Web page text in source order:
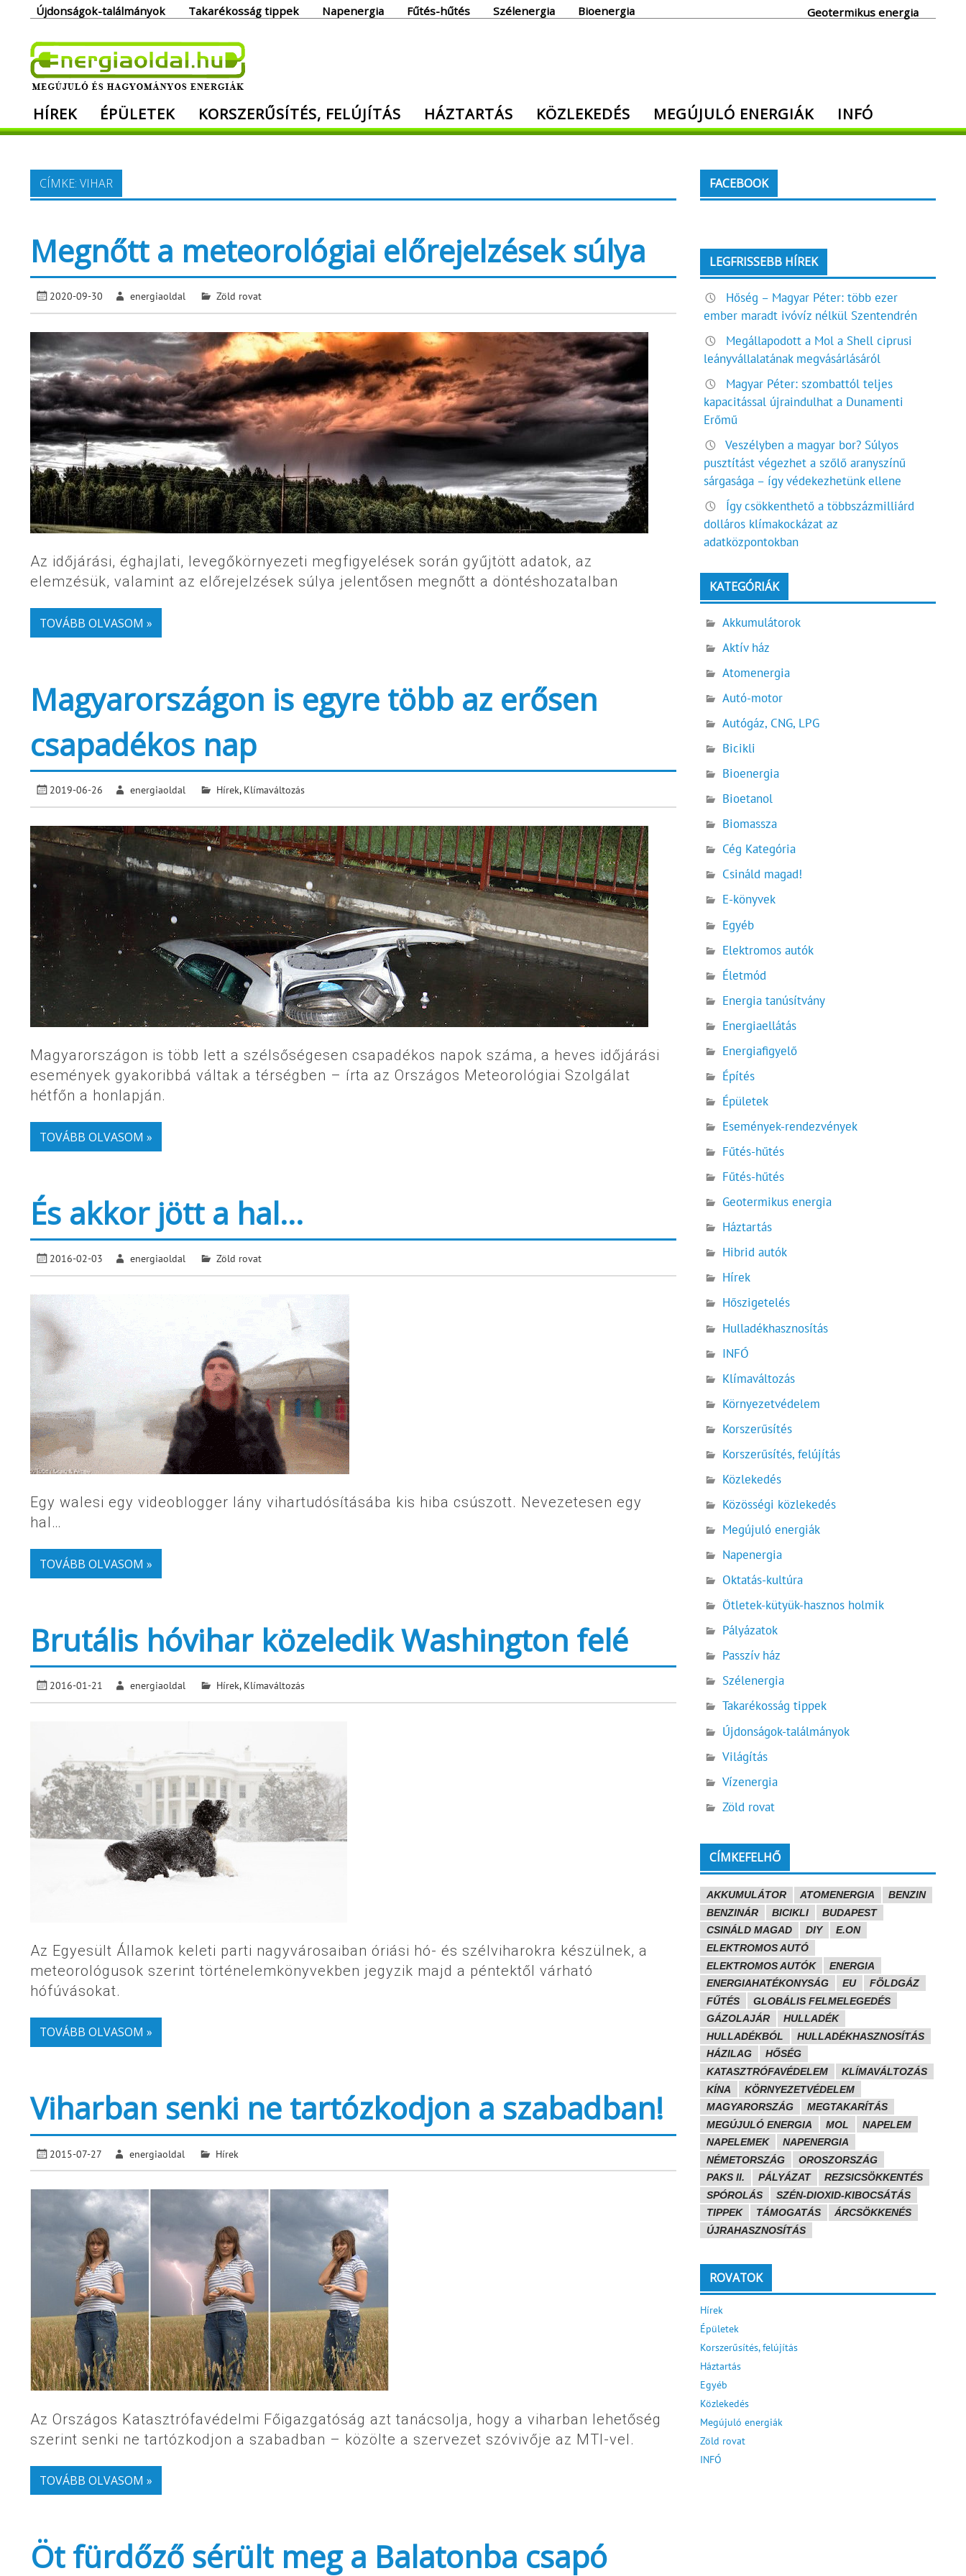
Újdonságok-találmányok Takarékosság tippek Napenergia Fűtés-hűtés Szélenergia Bioenergia Geotermikus energia
Megújuló és hagyományos energiák. Minden, ami energia!
HÍREK ÉPÜLETEK KORSZERŰSÍTÉS, FELÚJÍTÁS HÁZTARTÁS KÖZLEKEDÉS MEGÚJULÓ ENERGIÁK INFÓ
CÍMKE: VIHAR
Megnőtt a meteorológiai előrejelzések súlya
2020-09-30 energiaoldal Zöld rovat
Az időjárási, éghajlati, levegőkörnyezeti megfigyelések során gyűjtött adatok, az
elemzésük, valamint az előrejelzések súlya jelentősen megnőtt a döntéshozatalban
TOVÁBB OLVASOM »
Magyarországon is egyre több az erősen
csapadékos nap
2019-06-26 energiaoldal Hírek, Klímaváltozás
Magyarországon is több lett a szélsőségesen csapadékos napok száma, a heves időjárási
események gyakoribbá váltak a térségben – írta az Országos Meteorológiai Szolgálat
hétfőn a honlapján.
TOVÁBB OLVASOM »
És akkor jött a hal…
2016-02-03 energiaoldal Zöld rovat
Egy walesi egy videoblogger lány vihartudósításába kis hiba csúszott. Nevezetesen egy
hal…
TOVÁBB OLVASOM »
Brutális hóvihar közeledik Washington felé
2016-01-21 energiaoldal Hírek, Klímaváltozás
Az Egyesült Államok keleti parti nagyvárosaiban óriási hó- és szélviharokra készülnek, a
meteorológusok szerint történelemkönyvekben jegyzik majd a péntektől várható
hófúvásokat.
TOVÁBB OLVASOM »
Viharban senki ne tartózkodjon a szabadban!
2015-07-27 energiaoldal Hírek
Az Országos Katasztrófavédelmi Főigazgatóság azt tanácsolja, hogy a viharban lehetőség
szerint senki ne tartózkodjon a szabadban – közölte a szervezet szóvivője az MTI-vel.
TOVÁBB OLVASOM »
Öt fürdőző sérült meg a Balatonba csapó
FACEBOOK
LEGFRISSEBB HÍREK
Hőség – Magyar Péter: több ezer
ember maradt ivóvíz nélkül Szentendrén
Megállapodott a Mol a Shell ciprusi
leányvállalatának megvásárlásáról
Magyar Péter: szombattól teljes
kapacitással újraindulhat a Dunamenti
Erőmű
Veszélyben a magyar bor? Súlyos
pusztítást végezhet a szőlő aranyszínű
sárgasága – így védekezhetünk ellene
Így csökkenthető a többszázmilliárd
dolláros klímakockázat az
adatközpontokban
KATEGÓRIÁK
Akkumulátorok
Aktív ház
Atomenergia
Autó-motor
Autógáz, CNG, LPG
Bicikli
Bioenergia
Bioetanol
Biomassza
Cég Kategória
Csináld magad!
E-könyvek
Egyéb
Elektromos autók
Életmód
Energia tanúsítvány
Energiaellátás
Energiafigyelő
Építés
Épületek
Események-rendezvények
Fűtés-hűtés
Fűtés-hűtés
Geotermikus energia
Háztartás
Hibrid autók
Hírek
Hőszigetelés
Hulladékhasznosítás
INFÓ
Klímaváltozás
Környezetvédelem
Korszerűsítés
Korszerűsítés, felújítás
Közlekedés
Közösségi közlekedés
Megújuló energiák
Napenergia
Oktatás-kultúra
Ötletek-kütyük-hasznos holmik
Pályázatok
Passzív ház
Szélenergia
Takarékosság tippek
Újdonságok-találmányok
Világítás
Vízenergia
Zöld rovat
CÍMKEFELHŐ
AKKUMULÁTOR ATOMENERGIA
BENZIN
BENZINÁR
BICIKLI
BUDAPEST
CSINÁLD MAGAD
DIY
E.ON
ELEKTROMOS AUTÓ
ELEKTROMOS AUTÓK
ENERGIA
ENERGIAHATÉKONYSÁG
EU
FÖLDGÁZ
FŰTÉS
GLOBÁLIS FELMELEGEDÉS
GÁZOLAJÁR
HULLADÉK
HULLADÉKBÓL
HULLADÉKHASZNOSÍTÁS
HÁZILAG
HŐSÉG
KATASZTRÓFAVÉDELEM
KLÍMAVÁLTOZÁS
KÍNA
KÖRNYEZETVÉDELEM
MAGYARORSZÁG
MEGTAKARÍTÁS
MEGÚJULÓ ENERGIA
MOL
NAPELEM
NAPELEMEK
NAPENERGIA
NÉMETORSZÁG
OROSZORSZÁG
PAKS II.
PÁLYÁZAT
REZSICSÖKKENTÉS
SPÓROLÁS
SZÉN-DIOXID-KIBOCSÁTÁS
TIPPEK
TÁMOGATÁS
ÁRCSÖKKENÉS
ÚJRAHASZNOSÍTÁS
ROVATOK
Hírek
Épületek
Korszerűsítés, felújítás
Háztartás
Egyéb
Közlekedés
Megújuló energiák
Zöld rovat
INFÓ